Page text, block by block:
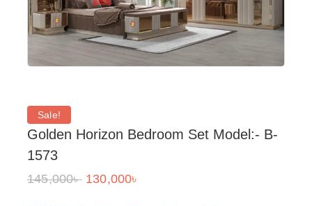
Sale!
Golden Horizon Bedroom Set Model:- B-
1573
145,000৳ 130,000৳
18 products sold in last 4 hours